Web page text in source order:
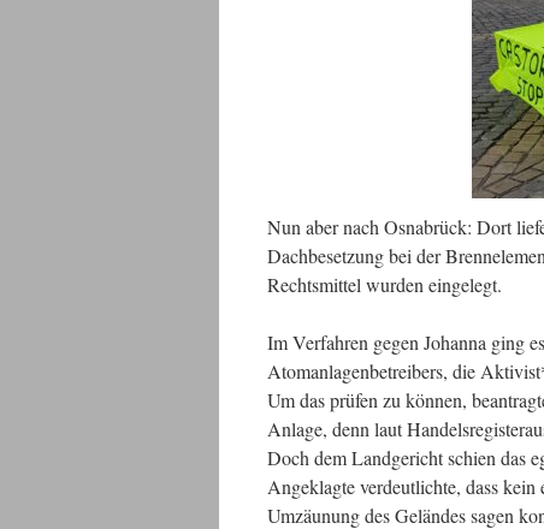
Nun aber nach Osnabrück: Dort
Dachbesetzung bei der
Rechtsmittel wurden eingelegt.
Im Verfahren gegen Johanna ging
Atomanlagenbetreibers, die
Um das prüfen zu können,
Anlage, denn laut
Doch dem Landgericht schien das
Angeklagte verdeutlichte, dass
Umzäunung des Geländes sagen